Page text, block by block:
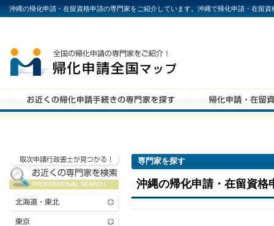
沖縄の帰化申請・在留資格申請の専門家をご紹介しています。沖縄で帰化申請・在留
専門家を探す
沖縄の帰化申請・在留資格